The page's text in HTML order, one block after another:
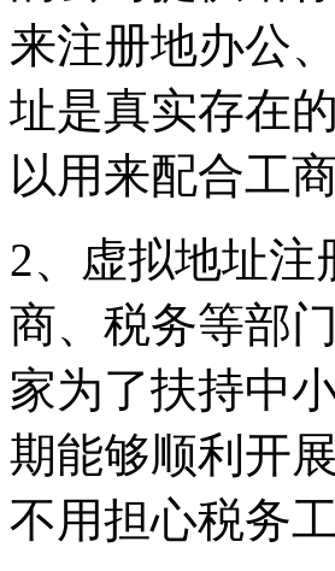
来注册地办公
址是真实存在
以用来配合工
2、虚拟地址注
商、税务等部
家为了扶持中
期能够顺利开
不用担心税务